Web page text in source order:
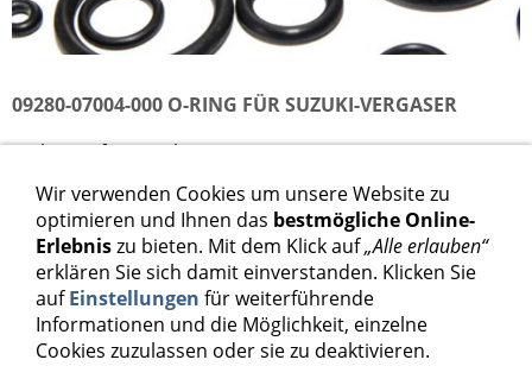
09280-07004-000 O-RING FÜR SUZUKI-VERGASER
Dichtring für Suzuki-Vergaser 09280-07004
1,68 €
Inkl. 19 % USt. zzgl.Versand
In den Warenkorb
Wir verwenden Cookies um unsere Website zu
optimieren und Ihnen das bestmögliche Online-
Erlebniszu bieten. Mit dem Klick auf„Alle erlauben“
erklären Sie sich damit einverstanden. Klicken Sie
aufEinstellungen für weiterführende
Informationen und die Möglichkeit, einzelne
Cookies zuzulassen oder sie zu deaktivieren.